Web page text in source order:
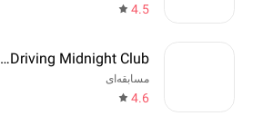
4.5
Real Car Driving Midnight Club
مسابقه‌ای
4.6